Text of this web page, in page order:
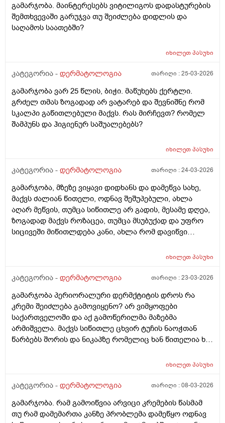
გამარჯობა. მაინტერესებს ვიტილიგოს დადასტურების
შემთხვევაში გარუჯვა თუ შეიძლება დიდლის და
საღამოს საათებში?
იხილეთპასუხი
კატეგორია - დერმატოლოგია თარიღი :25-03-2026
გამარჯობა ვარ 25 წლის, ბიჭი. მაწუხებს ქერტლი.
გრძელ თმას ზოგადად არ ვატარებ და შევნიშნე რომ
სკალპი გაწითლებული მაქვს. რას მირჩევთ? რომელ
შამპუნს და ჰიგიენურ საშუალებებს?
იხილეთპასუხი
კატეგორია - დერმატოლოგია თარიღი :24-03-2026
გამარჯობა, მზეზე ვიყავი დიდხანს და დამეწვა სახე,
მაქვს ძალიან წითელი, ოდნავ შეშუპებული, ახლა
აღარ მეწვის, თუმცა სიწითლე არ გადის, მესამე დღეა,
ზოგადად მაქვს როზაცეა, თუმცა მსუბუქად და უფრო
სიცივეში მიწითლდება კანი, ახლა რომ დავიწვი
შეიძლება რომ უფრო გამიღიზიანდეს? და ამიხილეთპასუხი
კატეგორია - დერმატოლოგია თარიღი :23-03-2026
გამარჯობა პერიორალური დერმქტიტის დროს რა
კრემი შეიძლება გამოვიყენო? არ ვიმყოფები
საქართველოში და აქ გამოწერილმა მაზებმა
არმიშველა. მაქვს სიწითლე ცხვირ ტუჩის ნაოჭთან
წარბებს შორის და ნიკაპზე რომელიც ხან წითელია ხან
მირჩიეთ რა მაზი შემიძლია გამოვიყენო. მადლობა
იხილეთპასუხი
კატეგორია - დერმატოლოგია თარიღი :08-03-2026
გამარჯობა. რამ გამოიწვია არვიცი კრემების წასმამ
თუ რამ დამემართა კანზე პრობლემა დამეწყო ოდნავ